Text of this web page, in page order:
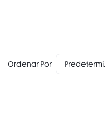
Ordenar Por